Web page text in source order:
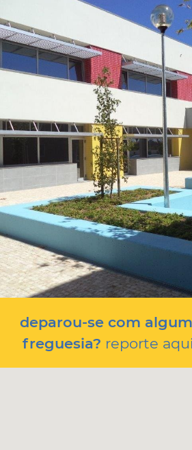
deparou-se com
freguesia? reporte